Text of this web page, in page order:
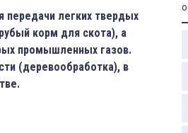
передачи легких твердых
корм для скота), а
промышленных газов.
(деревообработка), в